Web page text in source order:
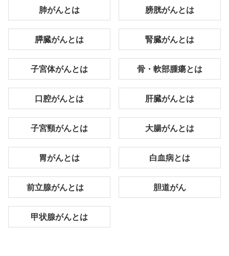
肺がんとは 膀胱がんとは
膵臓がんとは 腎臓がんとは
子宮体がんとは 骨・軟部腫瘍とは
口腔がんとは 肝臓がんとは
子宮頸がんとは 大腸がんとは
胃がんとは 白血病とは
前立腺がんとは 胆道がん
甲状腺がんとは